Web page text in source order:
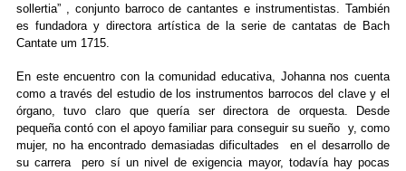
sollertia” , conjunto barroco de cantantes e instrumentistas. También
es fundadora y directora artística de la serie de cantatas de Bach
Cantate um 1715.
En este encuentro con la comunidad educativa, Johanna nos cuenta
como a través del estudio de los instrumentos barrocos del clave y el
órgano, tuvo claro que quería ser directora de orquesta. Desde
pequeña contó con el apoyo familiar para conseguir su sueño y, como
mujer, no ha encontrado demasiadas dificultades en el desarrollo de
su carrera pero sí un nivel de exigencia mayor, todavía hay pocas